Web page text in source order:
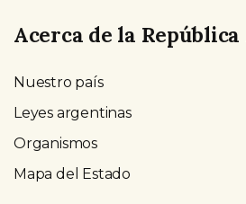
Acerca de la
Nuestro país
Leyes argentinas
Organismos
Mapa del Estado